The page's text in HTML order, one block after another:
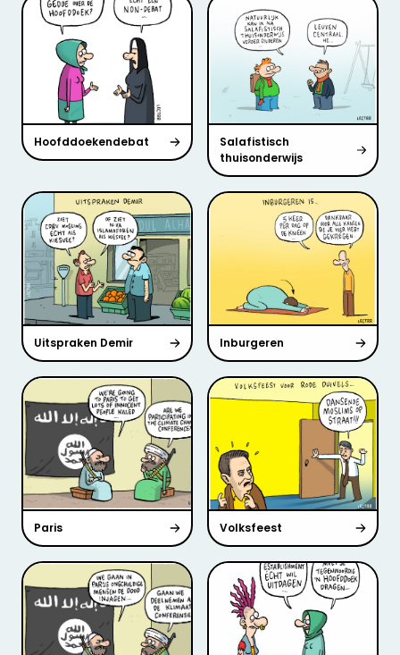
Hoofddoekendebat
Salafistisch
thuisonderwijs
Uitspraken Demir Inburgeren
Paris Volksfeest